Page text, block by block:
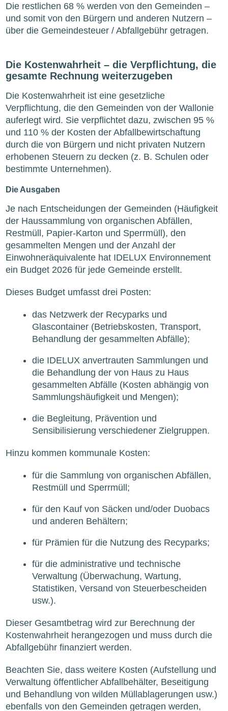
Die restlichen 68 % werden von den Gemeinden –
und somit von den Bürgern und anderen Nutzern –
über die Gemeindesteuer / Abfallgebühr getragen.
Die Kostenwahrheit – die Verpflichtung, die
gesamte Rechnung weiterzugeben
Die Kostenwahrheit ist eine gesetzliche
Verpflichtung, die den Gemeinden von der Wallonie
auferlegt wird. Sie verpflichtet dazu, zwischen 95 %
und 110 % der Kosten der Abfallbewirtschaftung
durch die von Bürgern und nicht privaten Nutzern
erhobenen Steuern zu decken (z. B. Schulen oder
bestimmte Unternehmen).
Die Ausgaben
Je nach Entscheidungen der Gemeinden (Häufigkeit
der Haussammlung von organischen Abfällen,
Restmüll, Papier-Karton und Sperrmüll), den
gesammelten Mengen und der Anzahl der
Einwohneräquivalente hat IDELUX Environnement
ein Budget 2026 für jede Gemeinde erstellt.
Dieses Budget umfasst drei Posten:
das Netzwerk der Recyparks und
Glascontainer (Betriebskosten, Transport,
Behandlung der gesammelten Abfälle);
die IDELUX anvertrauten Sammlungen und
die Behandlung der von Haus zu Haus
gesammelten Abfälle (Kosten abhängig von
Sammlungshäufigkeit und Mengen);
die Begleitung, Prävention und
Sensibilisierung verschiedener Zielgruppen.
Hinzu kommen kommunale Kosten:
für die Sammlung von organischen Abfällen,
Restmüll und Sperrmüll;
für den Kauf von Säcken und/oder Duobacs
und anderen Behältern;
für Prämien für die Nutzung des Recyparks;
für die administrative und technische
Verwaltung (Überwachung, Wartung,
Statistiken, Versand von Steuerbescheiden
usw.).
Dieser Gesamtbetrag wird zur Berechnung der
Kostenwahrheit herangezogen und muss durch die
Abfallgebühr finanziert werden.
Beachten Sie, dass weitere Kosten (Aufstellung und
Verwaltung öffentlicher Abfallbehälter, Beseitigung
und Behandlung von wilden Müllablagerungen usw.)
ebenfalls von den Gemeinden getragen werden,